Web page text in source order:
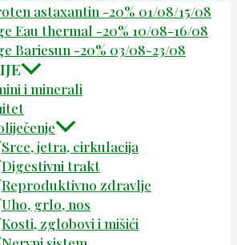
astaxantin -20% 01/08/15/08
Eau thermal -20% 10/08-16/08
Bariesun -20% 03/08-23/08
i minerali
Srce, jetra, cirkulacija
Digestivni trakt
Reproduktivno zdravlje
Uho, grlo, nos
Kosti, zglobovi i mišići